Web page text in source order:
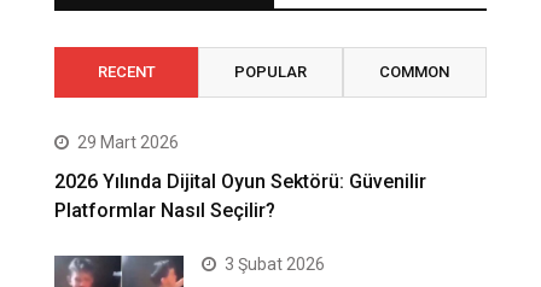
RECENT POPULAR COMMON
29 Mart 2026
2026 Yılında Dijital Oyun Sektörü: Güvenilir
Platformlar Nasıl Seçilir?
3 Şubat 2026